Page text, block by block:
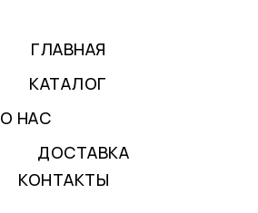
ГЛАВНАЯ
КАТАЛОГ
О НАС
ДОСТАВКА
КОНТАКТЫ